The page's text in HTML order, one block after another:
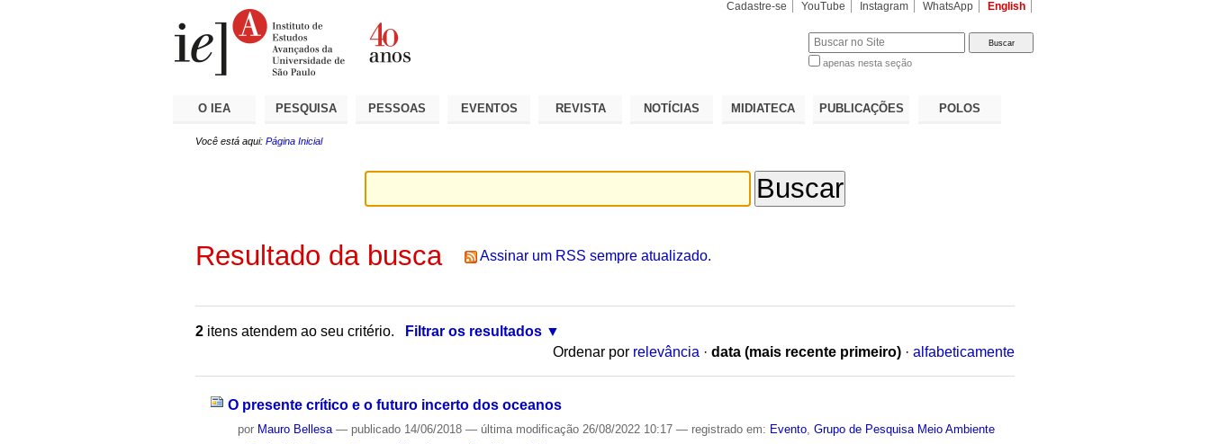
Cadastre-se YouTube Instagram WhatsApp English
apenas nesta seção
O IEA PESQUISA PESSOAS EVENTOS REVISTA NOTÍCIAS MIDIATECA PUBLICAÇÕES POLOS
Você está aqui: Página Inicial
Resultado da busca Assinar um RSS sempre atualizado.
2 itens atendem ao seu critério.
Filtrar os resultados
Ordenar por relevância · data (mais recente primeiro) · alfabeticamente
O presente crítico e o futuro incerto dos oceanos
por Mauro Bellesa — publicado 14/06/2018— última modificação 26/08/2022 10:17— registrado em: Evento ,Grupo de Pesquisa Meio Ambiente